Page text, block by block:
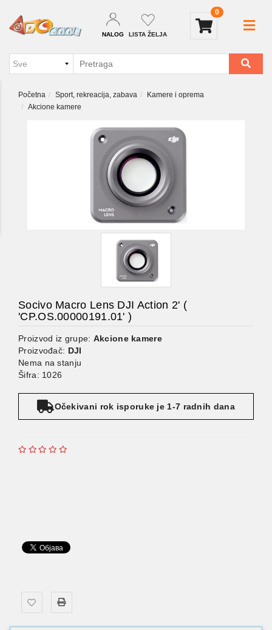
NALOG LISTA ŽELJA
0
Početna Sport, rekreacija, zabava
Kamere i oprema
Akcione kamere
Socivo Macro Lens DJI Action 2' (
'CP.OS.00000191.01' )
Proizvod iz grupe: Akcione kamere
Proizvođač: DJI
Nema na stanju
Šifra: 1026
Očekivani rok isporuke je 1-7 radnih dana